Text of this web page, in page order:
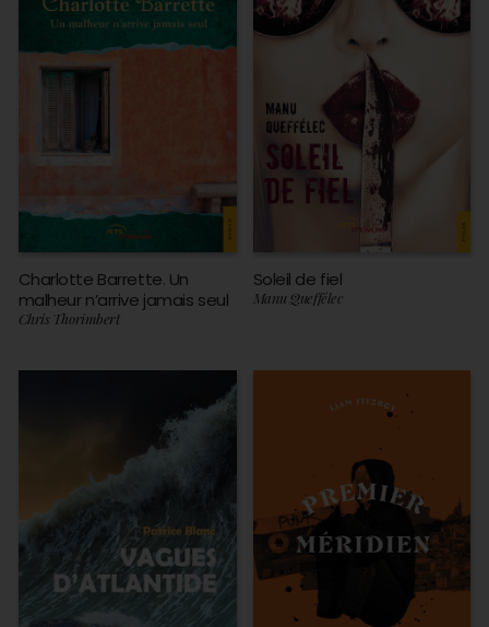
Charlotte Barrette. Un
malheur n’arrive jamais seul
Chris Thorimbert
Soleil de fiel
Manu Queffélec